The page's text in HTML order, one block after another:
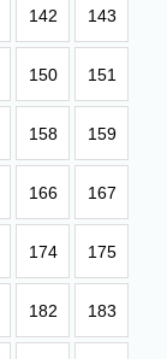
142 143
150 151
158 159
166 167
174 175
182 183